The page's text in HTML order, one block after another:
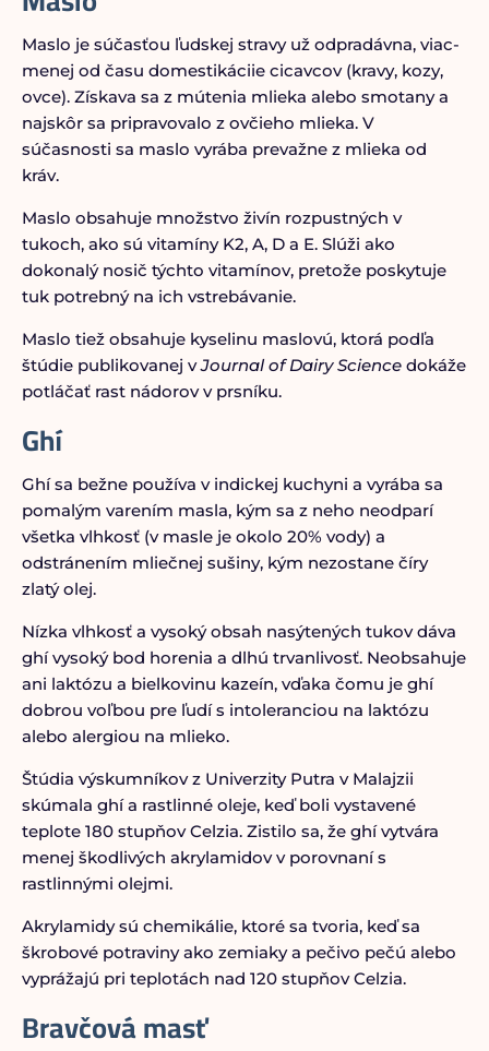
Maslo je súčasťou ľudskej stravy už odpradávna, viac-
menej od času domestikáciie cicavcov (kravy, kozy,
ovce). Získava sa z mútenia mlieka alebo smotany a
najskôr sa pripravovalo z ovčieho mlieka. V
súčasnosti sa maslo vyrába prevažne z mlieka od
kráv.
Maslo obsahuje množstvo živín rozpustných v
tukoch, ako sú vitamíny K2, A, D a E. Slúži ako
dokonalý nosič týchto vitamínov, pretože poskytuje
tuk potrebný na ich vstrebávanie.
Maslo tiež obsahuje kyselinu maslovú, ktorá podľa
štúdie publikovanej vJournal of Dairy Sciencedokáže
potláčať rast nádorov v prsníku.
Ghí
Ghí sa bežne používa v indickej kuchyni a vyrába sa
pomalým varením masla, kým sa z neho neodparí
všetka vlhkosť (v masle je okolo 20% vody) a
odstránením mliečnej sušiny, kým nezostane číry
zlatý olej.
Nízka vlhkosť a vysoký obsah nasýtených tukov dáva
ghí vysoký bod horenia a dlhú trvanlivosť. Neobsahuje
ani laktózu a bielkovinu kazeín, vďaka čomu je ghí
dobrou voľbou pre ľudí s intoleranciou na laktózu
alebo alergiou na mlieko.
Štúdia výskumníkov z Univerzity Putra v Malajzii
skúmala ghí a rastlinné oleje, keď boli vystavené
teplote 180 stupňov Celzia. Zistilo sa, že ghí vytvára
menej škodlivých akrylamidov v porovnaní s
rastlinnými olejmi.
Akrylamidy sú chemikálie, ktoré sa tvoria, keď sa
škrobové potraviny ako zemiaky a pečivo pečú alebo
vyprážajú pri teplotách nad 120 stupňov Celzia.
Bravčová masť